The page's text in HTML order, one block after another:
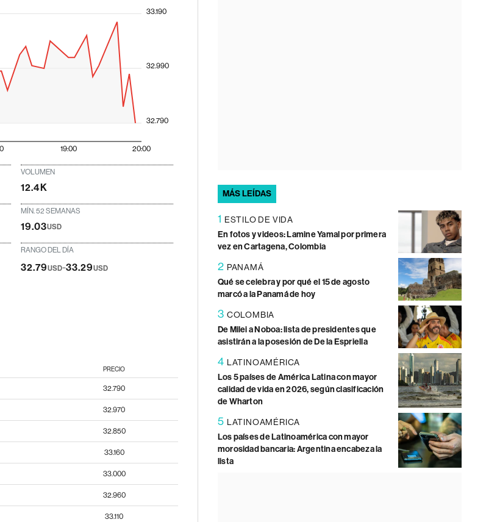
19:00 20:00
32.790
32.990
33.190
VOLUMEN
12.4K
MÍN. 52 SEMANAS
19.03USD
RANGO DEL DÍA
32.79USD-33.29USD
PRECIO
32.790
32.970
32.850
33.160
33.000
32.960
33.110
MÁS LEÍDAS
1 ESTILO DE VIDA
En fotos y videos: Lamine Yamal por primera
vez en Cartagena, Colombia
2 PANAMÁ
Qué se celebra y por qué el 15 de agosto
marcó a la Panamá de hoy
3 COLOMBIA
De Milei a Noboa: lista de presidentes que
asistirán a la posesión de De la Espriella
4 LATINOAMÉRICA
Los 5 países de América Latina con mayor
calidad de vida en 2026, según clasificación
de Wharton
5 LATINOAMÉRICA
Los países de Latinoamérica con mayor
morosidad bancaria: Argentina encabeza la
lista